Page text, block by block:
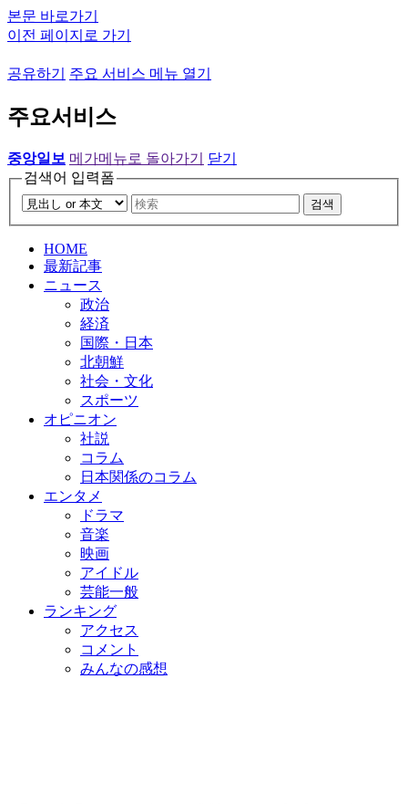
본문 바로가기
이전 페이지로 가기
공유하기 주요 서비스 메뉴 열기
주요서비스
중앙일보 메가메뉴로 돌아가기
닫기
검색어 입력폼
검색
HOME
最新記事
ニュース
政治
経済
国際・日本
北朝鮮
社会・文化
スポーツ
オピニオン
社説
コラム
日本関係のコラム
エンタメ
ドラマ
音楽
映画
アイドル
芸能一般
ランキング
アクセス
コメント
みんなの感想